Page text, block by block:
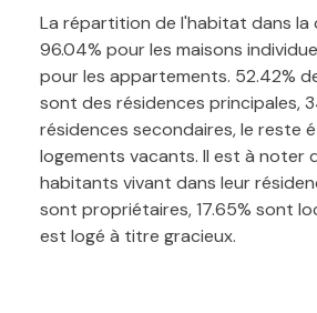
La répartition de l'habitat dans la
96.04% pour les maisons
pour les appartements. 52.42%
sont des résidences principales,
résidences secondaires, le reste
logements vacants. Il est à noter
habitants vivant dans leur
sont propriétaires, 17.65% sont
est logé à titre gracieux.